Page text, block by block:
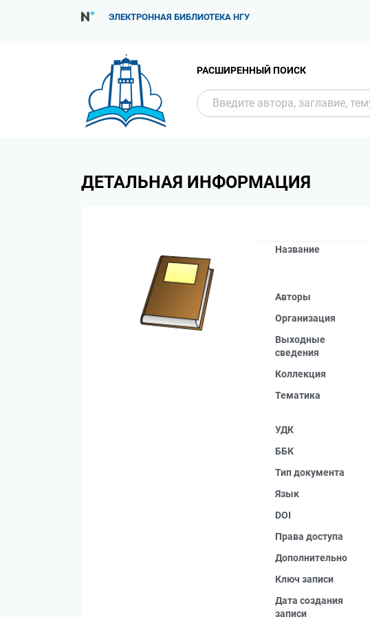
ЭЛЕКТРОННАЯ БИБЛИОТЕКА НГУ
РАСШИРЕННЫЙ ПОИСК
ДЕТАЛЬНАЯ ИНФОРМАЦИЯ
Название
Авторы
Организация
Выходные
сведения
Коллекция
Тематика
УДК
ББК
Тип документа
Язык
DOI
Права доступа
Дополнительно
Ключ записи
Дата создания
записи